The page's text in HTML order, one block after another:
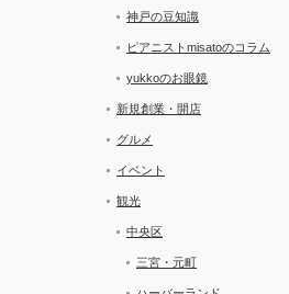
神戸の豆知識
ピアニストmisatoのコラム
yukkoのお眼鏡
新規創業・開店
グルメ
イベント
観光
中央区
三宮・元町